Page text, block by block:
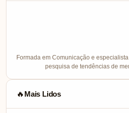
Formada em Comunicação e
pesquisa de tendências de
🔥 Mais Lidos